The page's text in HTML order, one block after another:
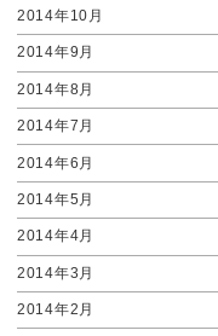
2014年10月
2014年9月
2014年8月
2014年7月
2014年6月
2014年5月
2014年4月
2014年3月
2014年2月